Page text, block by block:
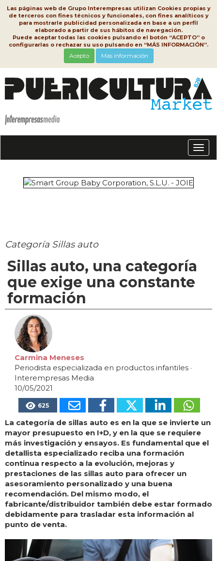
Las páginas web de Grupo Interempresas utilizan Cookies propias y
de terceros con fines técnicos y funcionales, con fines analíticos y
para mostrarle publicidad personalizada en base a un perfil
elaborado a partir de sus hábitos de navegación.
Puede aceptar todas las cookies pulsando el botón “ACEPTO” o
configurarlas o rechazar su uso pulsando en “MÁS INFORMACIÓN”.
Acepto Más información
Categoría Sillas auto
Sillas auto, una categoría
que exige una constante
formación
Carmina Meneses
Periodista especializada en productos infantiles ·
Interempresas Media
10/05/2021
625
La categoría de sillas auto es en la que se invierte un
mayor presupuesto en I+D, y en la que se requiere
más investigación y ensayos. Es fundamental que el
detallista especializado reciba una formación
continua respecto a la evolución, mejoras y
prestaciones de las sillas auto para ofrecer un
asesoramiento personalizado y una buena
recomendación. Del mismo modo, el
fabricante/distribuidor también debe estar formado
debidamente para trasladar esta información al
punto de venta.